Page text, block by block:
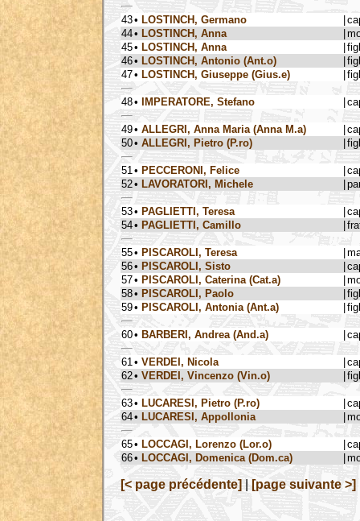
43• LOSTINCH, Germano
44• LOSTINCH, Anna
45• LOSTINCH, Anna
46• LOSTINCH, Antonio (Ant.o)
47• LOSTINCH, Giuseppe (Gius.e)
48• IMPERATORE, Stefano
49• ALLEGRI, Anna Maria (Anna M.a)
50• ALLEGRI, Pietro (P.ro)
51 • PECCERONI, Felice
52• LAVORATORI, Michele
53• PAGLIETTI, Teresa
54• PAGLIETTI, Camillo
55• PISCAROLI, Teresa
56• PISCAROLI, Sisto
57• PISCAROLI, Caterina (Cat.a)
58• PISCAROLI, Paolo
59• PISCAROLI, Antonia (Ant.a)
60• BARBERI, Andrea (And.a)
61 • VERDEI, Nicola
62• VERDEI, Vincenzo (Vin.o)
63• LUCARESI, Pietro (P.ro)
64• LUCARESI, Appollonia
65• LOCCAGI, Lorenzo (Lor.o)
66• LOCCAGI, Domenica (Dom.ca)
[< page précédente] [page suivante >]